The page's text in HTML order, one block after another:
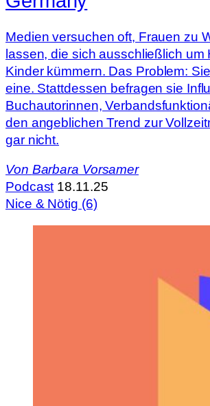
Medien versuchen oft, Frauen zu
lassen, die sich ausschließlich um
Kinder kümmern. Das Problem:
eine. Stattdessen befragen sie
Buchautorinnen,
den angeblichen Trend zur
gar nicht.
Von Barbara Vorsamer
Podcast 18.11.25
Nice & Nötig (6)